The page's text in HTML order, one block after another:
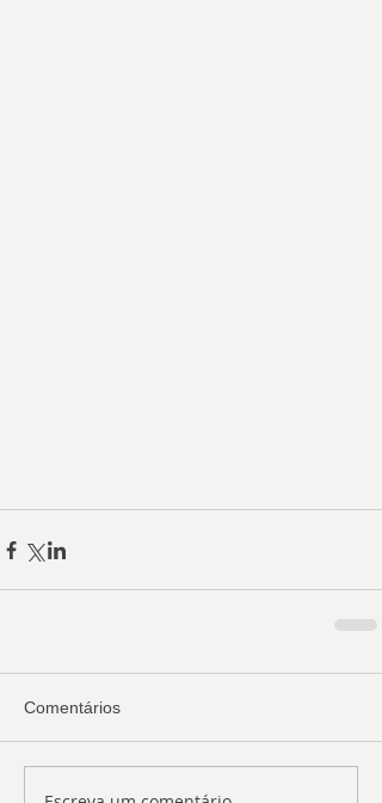
Comentários